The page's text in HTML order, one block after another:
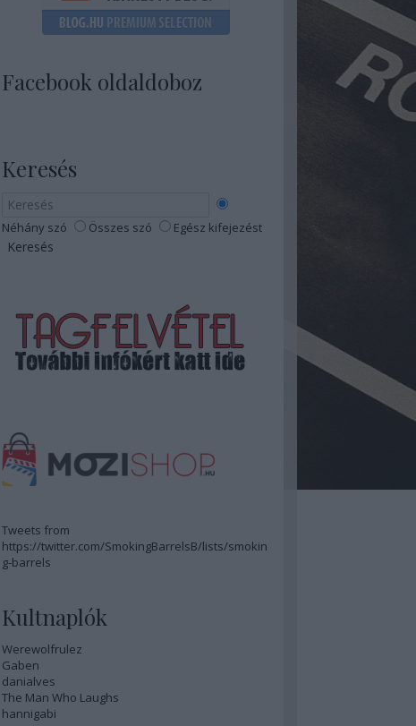
Facebook oldaldoboz
Keresés
Néhány szó Összes szó Egész kifejezést
Tweets from
https://twitter.com/SmokingBarrelsB/lists/smokin
g-barrels
Kultnaplók
Werewolfrulez
Gaben
danialves
The Man Who Laughs
hannigabi